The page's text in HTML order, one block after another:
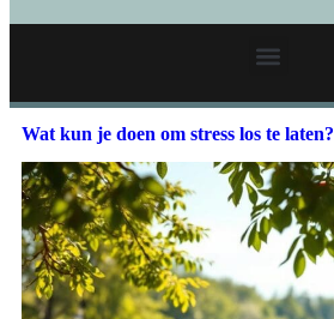
Wat kun je doen om stress los te laten?